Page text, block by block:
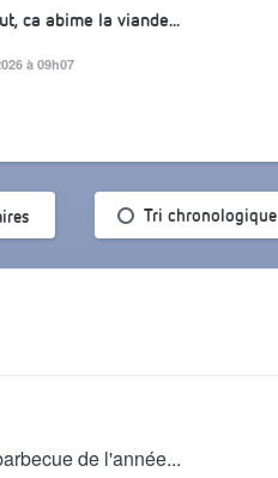
ca abime la viande...
à 09h07
Tri chronologique
de l'année...